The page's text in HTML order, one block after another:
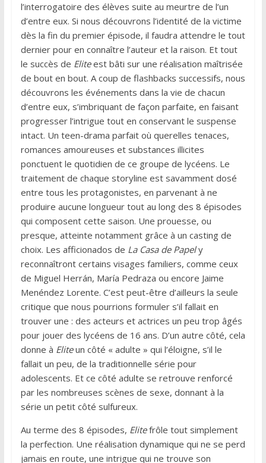
l’interrogatoire des élèves suite au meurtre de l’un
d’entre eux. Si nous découvrons l’identité de la victime
dès la fin du premier épisode, il faudra attendre le tout
dernier pour en connaître l’auteur et la raison. Et tout
le succès de Eliteest bâti sur une réalisation maîtrisée
de bout en bout. A coup de flashbacks successifs, nous
découvrons les événements dans la vie de chacun
d’entre eux, s’imbriquant de façon parfaite, en faisant
progresser l’intrigue tout en conservant le suspense
intact. Un teen-drama parfait où querelles tenaces,
romances amoureuses et substances illicites
ponctuent le quotidien de ce groupe de lycéens. Le
traitement de chaque storyline est savamment dosé
entre tous les protagonistes, en parvenant à ne
produire aucune longueur tout au long des 8 épisodes
qui composent cette saison. Une prouesse, ou
presque, atteinte notamment grâce à un casting de
choix. Les afficionados de La Casa de Papely
reconnaîtront certains visages familiers, comme ceux
de Miguel Herrán, María Pedraza ou encore Jaime
Menéndez Lorente. C’est peut-être d’ailleurs la seule
critique que nous pourrions formuler s’il fallait en
trouver une : des acteurs et actrices un peu trop âgés
pour jouer des lycéens de 16 ans. D’un autre côté, cela
donne à Eliteun côté « adulte » qui l’éloigne, s’il le
fallait un peu, de la traditionnelle série pour
adolescents. Et ce côté adulte se retrouve renforcé
par les nombreuses scènes de sexe, donnant à la
série un petit côté sulfureux.
Au terme des 8 épisodes, Elitefrôle tout simplement
la perfection. Une réalisation dynamique qui ne se perd
jamais en route, une intrigue qui ne trouve son